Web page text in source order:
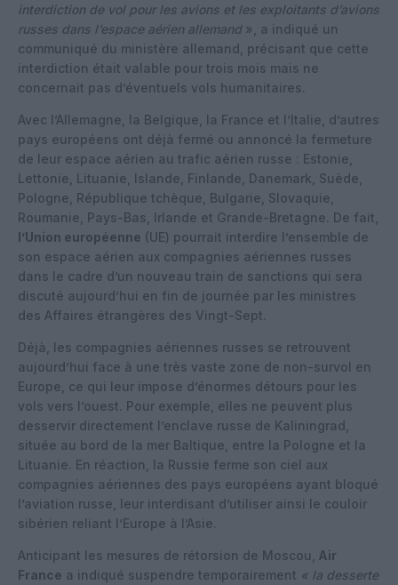
interdiction de vol pour les avions et les exploitants d’avions
russes dans l’espace aérien allemand», a indiqué un
communiqué du ministère allemand, précisant que cette
interdiction était valable pour trois mois mais ne
concernait pas d’éventuels vols humanitaires.
Avec l’Allemagne, la Belgique, la France et l’Italie, d’autres
pays européens ont déjà fermé ou annoncé la fermeture
de leur espace aérien au trafic aérien russe : Estonie,
Lettonie, Lituanie, Islande, Finlande, Danemark, Suède,
Pologne, République tchèque, Bulgarie, Slovaquie,
Roumanie, Pays-Bas, Irlande et Grande-Bretagne. De fait,
l’Union européenne (UE) pourrait interdire l’ensemble de
son espace aérien aux compagnies aériennes russes
dans le cadre d’un nouveau train de sanctions qui sera
discuté aujourd’hui en fin de journée par les ministres
des Affaires étrangères des Vingt-Sept.
Déjà, les compagnies aériennes russes se retrouvent
aujourd’hui face à une très vaste zone de non-survol en
Europe, ce qui leur impose d’énormes détours pour les
vols vers l’ouest. Pour exemple, elles ne peuvent plus
desservir directement l’enclave russe de Kaliningrad,
située au bord de la mer Baltique, entre la Pologne et la
Lituanie. En réaction, la Russie ferme son ciel aux
compagnies aériennes des pays européens ayant bloqué
l’aviation russe, leur interdisant d’utiliser ainsi le couloir
sibérien reliant l’Europe à l’Asie.
Anticipant les mesures de rétorsion de Moscou,
Air
France a indiqué suspendre temporairement « la desserte